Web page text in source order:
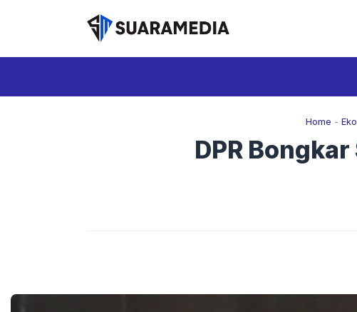
Home -
DPR